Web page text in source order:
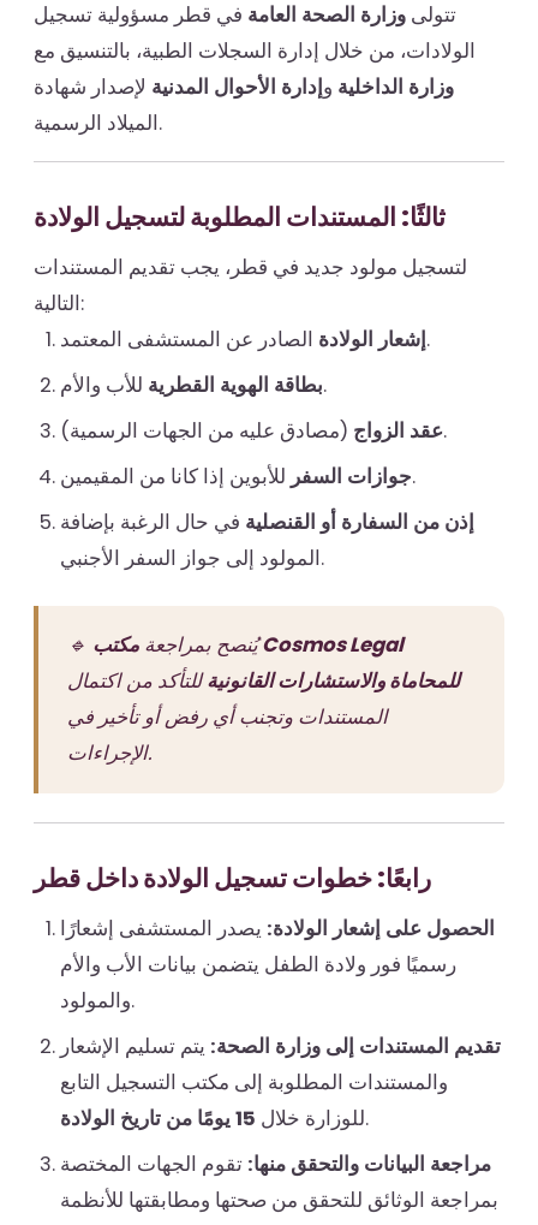
تتولى وزارة الصحة العامة في قطر مسؤولية تسجيل
الولادات، من خلال إدارة السجلات الطبية، بالتنسيق مع
وزارة الداخلية وإدارة الأحوال المدنية لإصدار شهادة
الميلاد الرسمية.
ثالثًا: المستندات المطلوبة لتسجيل الولادة
لتسجيل مولود جديد في قطر، يجب تقديم المستندات
التالية:
إشعار الولادةالصادر عن المستشفى المعتمد.
بطاقة الهوية القطريةللأب والأم.
عقد الزواج(مصادق عليه من الجهات الرسمية).
جوازات السفرللأبوين إذا كانا من المقيمين.
إذن من السفارة أو القنصلية في حال الرغبة بإضافة
المولود إلى جواز السفر الأجنبي.
🔹 يُنصح بمراجعة مكتب Cosmos Legal
للمحاماة والاستشارات القانونيةللتأكد من اكتمال
المستندات وتجنب أي رفض أو تأخير في
الإجراءات.
رابعًا: خطوات تسجيل الولادة داخل قطر
الحصول على إشعار الولادة: يصدر المستشفى إشعارًا
رسميًا فور ولادة الطفل يتضمن بيانات الأب والأم
والمولود.
تقديم المستندات إلى وزارة الصحة: يتم تسليم الإشعار
والمستندات المطلوبة إلى مكتب التسجيل التابع
للوزارة خلال 15 يومًا من تاريخ الولادة
.
مراجعة البيانات والتحقق منها: تقوم الجهات المختصة
بمراجعة الوثائق للتحقق من صحتها ومطابقتها للأنظمة